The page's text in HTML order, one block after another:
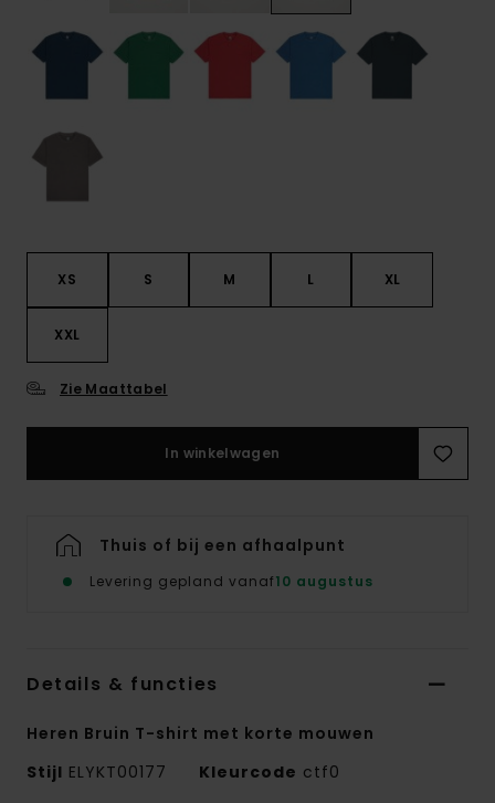
XS S M L XL
XXL
Zie Maattabel
In winkelwagen
Thuis of bij een afhaalpunt
Levering gepland vanaf10 augustus
Details & functies
Heren Bruin T-shirt met korte mouwen
Stijl ELYKT00177 Kleurcode ctf0